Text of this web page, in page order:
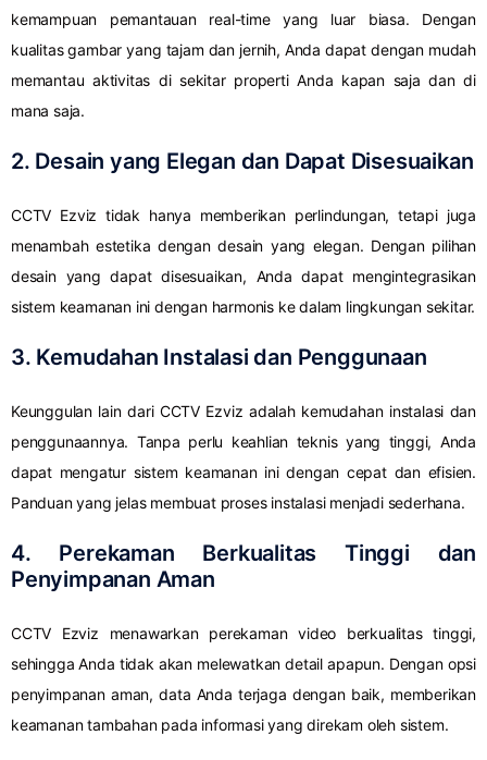
kemampuan pemantauan real-time yang luar biasa. Dengan
kualitas gambar yang tajam dan jernih, Anda dapat dengan mudah
memantau aktivitas di sekitar properti Anda kapan saja dan di
mana saja.
2. Desain yang Elegan dan Dapat Disesuaikan
CCTV Ezviz tidak hanya memberikan perlindungan, tetapi juga
menambah estetika dengan desain yang elegan. Dengan pilihan
desain yang dapat disesuaikan, Anda dapat mengintegrasikan
sistem keamanan ini dengan harmonis ke dalam lingkungan sekitar.
3. Kemudahan Instalasi dan Penggunaan
Keunggulan lain dari CCTV Ezviz adalah kemudahan instalasi dan
penggunaannya. Tanpa perlu keahlian teknis yang tinggi, Anda
dapat mengatur sistem keamanan ini dengan cepat dan efisien.
Panduan yang jelas membuat proses instalasi menjadi sederhana.
4. Perekaman Berkualitas Tinggi dan
Penyimpanan Aman
CCTV Ezviz menawarkan perekaman video berkualitas tinggi,
sehingga Anda tidak akan melewatkan detail apapun. Dengan opsi
penyimpanan aman, data Anda terjaga dengan baik, memberikan
keamanan tambahan pada informasi yang direkam oleh sistem.